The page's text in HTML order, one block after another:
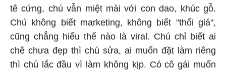
tê cứng, chú vẫn miệt mài với con dao, khúc gỗ.
Chú không biết marketing, không biết "thổi giá",
cũng chẳng hiểu thế nào là viral. Chú chỉ biết ai
chê chưa đẹp thì chú sửa, ai muốn đặt làm riêng
thì chú lắc đầu vì làm không kịp. Có cô gái muốn